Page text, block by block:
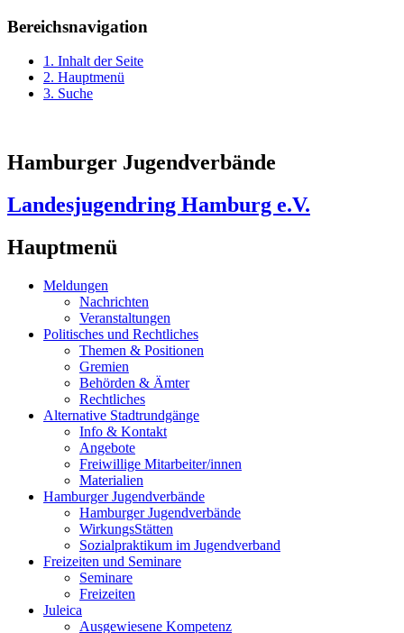
Bereichsnavigation
1. Inhalt der Seite
2. Hauptmenü
3. Suche
Hamburger Jugendverbände
Landesjugendring Hamburg e.V.
Hauptmenü
Meldungen
Nachrichten
Veranstaltungen
Politisches und Rechtliches
Themen & Positionen
Gremien
Behörden & Ämter
Rechtliches
Alternative Stadtrundgänge
Info & Kontakt
Angebote
Freiwillige Mitarbeiter/innen
Materialien
Hamburger Jugendverbände
Hamburger Jugendverbände
WirkungsStätten
Sozialpraktikum im Jugendverband
Freizeiten und Seminare
Seminare
Freizeiten
Juleica
Ausgewiesene Kompetenz